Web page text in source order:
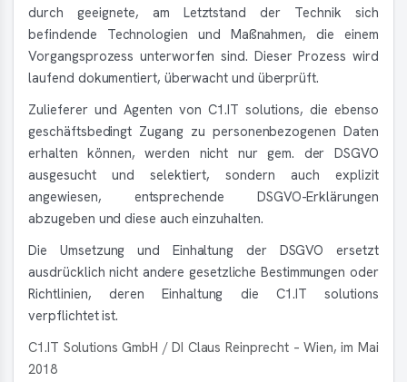
durch geeignete, am Letztstand der Technik sich
befindende Technologien und Maßnahmen, die einem
Vorgangsprozess unterworfen sind. Dieser Prozess wird
laufend dokumentiert, überwacht und überprüft.
Zulieferer und Agenten von C1.IT solutions, die ebenso
geschäftsbedingt Zugang zu personenbezogenen Daten
erhalten können, werden nicht nur gem. der DSGVO
ausgesucht und selektiert, sondern auch explizit
angewiesen, entsprechende DSGVO-Erklärungen
abzugeben und diese auch einzuhalten.
Die Umsetzung und Einhaltung der DSGVO ersetzt
ausdrücklich nicht andere gesetzliche Bestimmungen oder
Richtlinien, deren Einhaltung die C1.IT solutions
verpflichtet ist.
C1.IT Solutions GmbH / DI Claus Reinprecht – Wien, im Mai
2018